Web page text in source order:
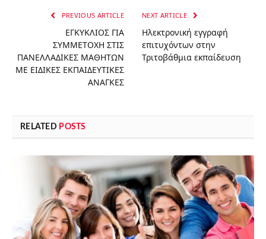
PREVIOUS ARTICLE
ΕΓΚΥΚΛΙΟΣ ΓΙΑ
ΣΥΜΜΕΤΟΧΗ ΣΤΙΣ
ΠΑΝΕΛΛΑΔΙΚΕΣ ΜΑΘΗΤΩΝ
ΜΕ ΕΙΔΙΚΕΣ ΕΚΠΑΙΔΕΥΤΙΚΕΣ
ΑΝΑΓΚΕΣ
NEXT ARTICLE
Ηλεκτρονική εγγραφή
επιτυχόντων στην
Τριτοβάθμια εκπαίδευση
RELATED POSTS